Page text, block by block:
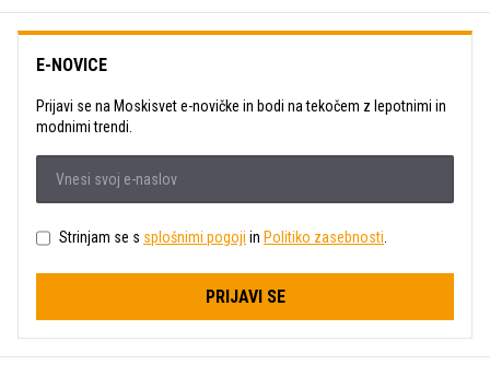
E-NOVICE
Prijavi se na Moskisvet e-novičke in bodi na tekočem z lepotnimi in
modnimi trendi.
Strinjam se s splošnimi pogoji in Politiko zasebnosti
PRIJAVI SE